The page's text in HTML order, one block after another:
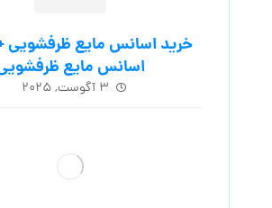
خرید اسانس مایع ظرفشویی
اسانس مایع
۳ آگوست, ۲۰۲۵